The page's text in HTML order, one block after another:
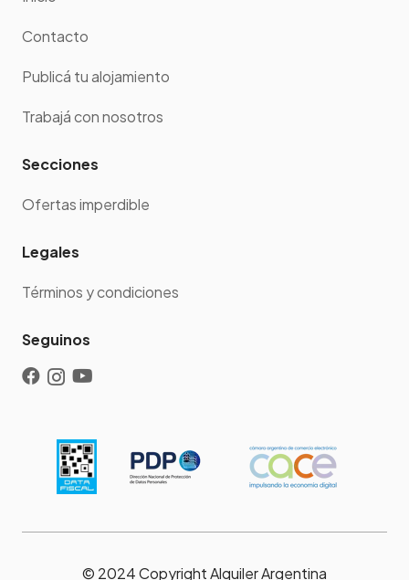
Contacto
Publicá tu alojamiento
Trabajá con nosotros
Secciones
Ofertas imperdible
Legales
Términos y condiciones
Seguinos
© 2024 Copyright Alquiler Argentina